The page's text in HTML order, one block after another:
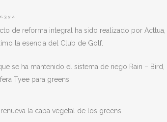
3 y 4
de reforma integral ha sido realizado por Acttua,
la esencia del Club de Golf.
se ha mantenido el sistema de riego Rain – Bird,
Tyee para greens.
la capa vegetal de los greens.